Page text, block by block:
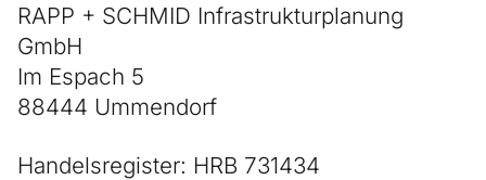
RAPP + SCHMID Infrastrukturplanung
GmbH
Im Espach 5
88444 Ummendorf
Handelsregister: HRB 731434